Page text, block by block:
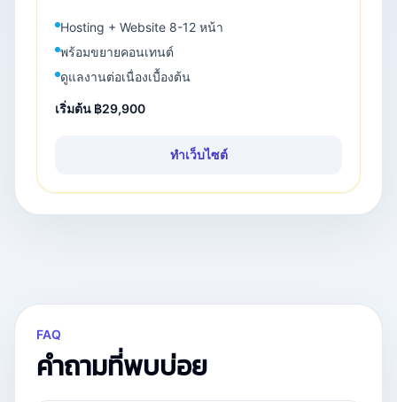
Hosting + Website 8-12 หน้า
พร้อมขยายคอนเทนต์
ดูแลงานต่อเนื่องเบื้องต้น
เริ่มต้น ฿29,900
ทำเว็บไซต์
FAQ
คำถามที่พบบ่อย